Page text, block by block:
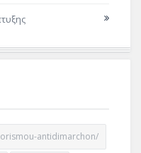
antidimarchon/